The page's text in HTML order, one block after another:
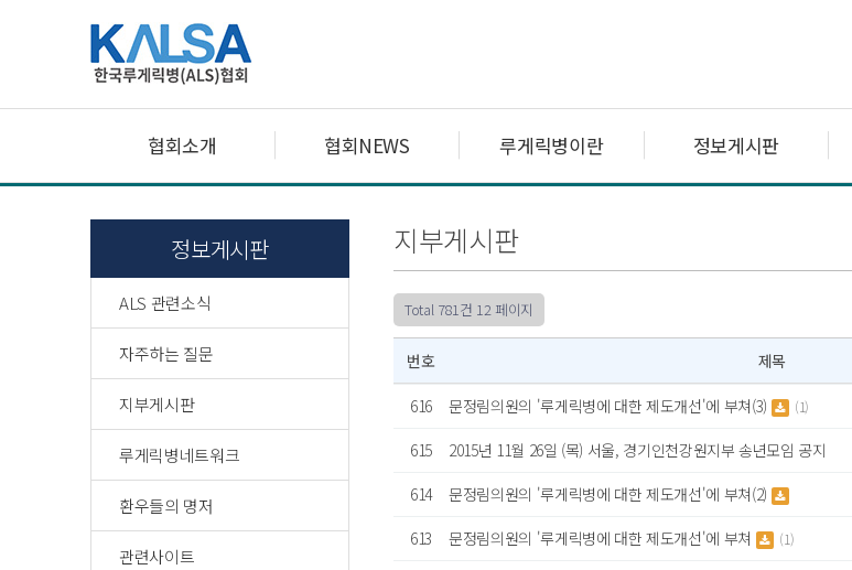
협회소개 협회NEWS 루게릭병이란 정보게시판
정보게시판
ALS 관련소식
자주하는 질문
지부게시판
루게릭병네트워크
환우들의 명저
관련사이트
지부게시판
Total 781건 12 페이지
번호 제목
616 문정림의원의 '루게릭병에 대한 제도개선'에 부쳐(3) (1)
615
2015년 11월 26일 (목) 서울, 경기인천강원지부 송년모임 공지
614
문정림의원의 '루게릭병에 대한 제도개선'에 부쳐(2)
613
문정림의원의 '루게릭병에 대한 제도개선'에 부쳐 (1)